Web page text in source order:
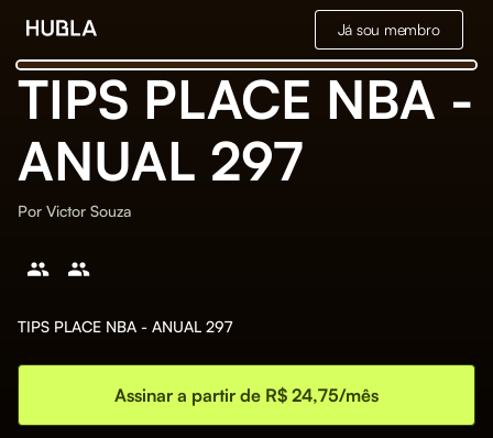
Já sou membro
TIPS PLACE NBA -
ANUAL 297
Por Victor Souza
TIPS PLACE NBA - ANUAL 297
Assinar a partir de R$ 24,75/mês